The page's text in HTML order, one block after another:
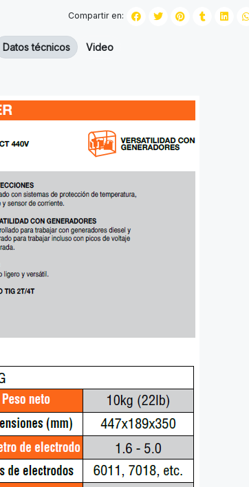
Compartir en:
Datos técnicos Video